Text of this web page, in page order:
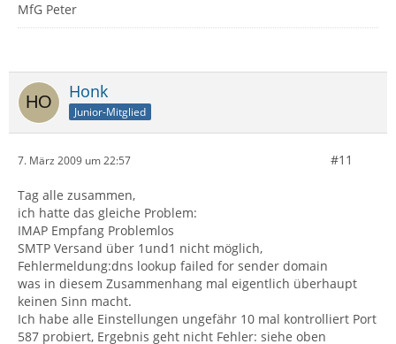
MfG Peter
Honk
Junior-Mitglied
7. März 2009 um 22:57 #11
Tag alle zusammen,
ich hatte das gleiche Problem:
IMAP Empfang Problemlos
SMTP Versand über 1und1 nicht möglich,
Fehlermeldung:dns lookup failed for sender domain
was in diesem Zusammenhang mal eigentlich überhaupt
keinen Sinn macht.
Ich habe alle Einstellungen ungefähr 10 mal kontrolliert Port
587 probiert, Ergebnis geht nicht Fehler: siehe oben